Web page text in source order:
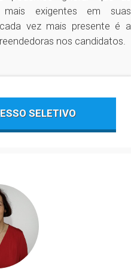
exigentes em suas
vez mais presente é a
nos candidatos.
SELETIVO